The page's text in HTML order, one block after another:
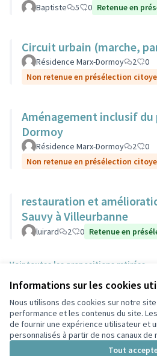
Informations sur les cookies
Nous utilisons des cookies sur notre
performance et les contenus du site.
de fournir une expérience utilisateur et
personnalisés à partir de nos canaux de
Tout
Baptiste 5 0 Retenue en
Circuit urbain (marche,
Résidence Marx-Dormoy 2
0
Non retenue en présélection
Aménagement inclusif du
Dormoy
Résidence Marx-Dormoy 2
0
Non retenue en présélection
restauration et
Sauvy à Villeurbanne
luirard 2 0 Retenue en
Voir toutes les propositions retirées
Conditions d'utilisation
Paramètres des cookies
Participez Villeurbanne sur X
(Lien externe)
Participez Villeurbanne sur
Participez Villeurbanne sur
Participez Villeurbanne
(Lien externe)